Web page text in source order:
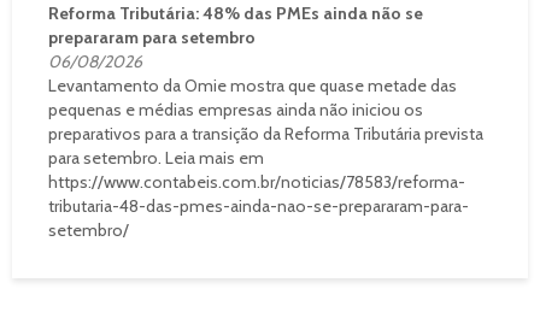
Reforma Tributária: 48% das PMEs ainda não se
prepararam para setembro
06/08/2026
Levantamento da Omie mostra que quase metade das
pequenas e médias empresas ainda não iniciou os
preparativos para a transição da Reforma Tributária prevista
para setembro. Leia mais em
https://www.contabeis.com.br/noticias/78583/reforma-
tributaria-48-das-pmes-ainda-nao-se-prepararam-para-
setembro/